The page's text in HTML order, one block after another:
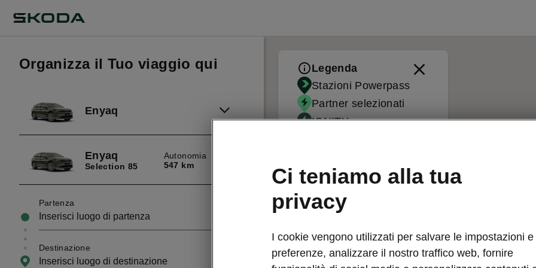
Legenda
Stazioni Powerpass
Partner selezionati
IONITY
Organizza il Tuo viaggio qui
Enyaq
Enyaq
Selection 85
Autonomia
547 km
Partenza
Destinazione
Ci teniamo alla tua
privacy
I cookie vengono utilizzati per salvare le impostazioni e
preferenze, analizzare il nostro traffico web, fornire